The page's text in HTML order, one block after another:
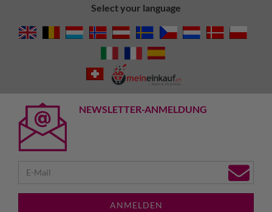
Select your language
NEWSLETTER-ANMELDUNG
ANMELDEN